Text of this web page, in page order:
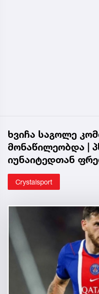
ხვიჩა საგოლე
მონაწილეობდა |
იუნაიტედთან
Crystalsport